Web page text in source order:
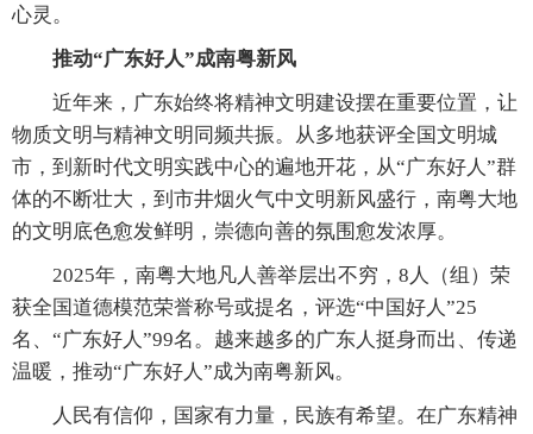
心灵。
推动“广东好人”成南粤新风
近年来，广东始终将精神文明建设摆在重要位置，让
物质文明与精神文明同频共振。从多地获评全国文明城
市，到新时代文明实践中心的遍地开花，从“广东好人”群
体的不断壮大，到市井烟火气中文明新风盛行，南粤大地
的文明底色愈发鲜明，崇德向善的氛围愈发浓厚。
2025年，南粤大地凡人善举层出不穷，8人（组）荣
获全国道德模范荣誉称号或提名，评选“中国好人”25
名、“广东好人”99名。越来越多的广东人挺身而出、传递
温暖，推动“广东好人”成为南粤新风。
人民有信仰，国家有力量，民族有希望。在广东精神